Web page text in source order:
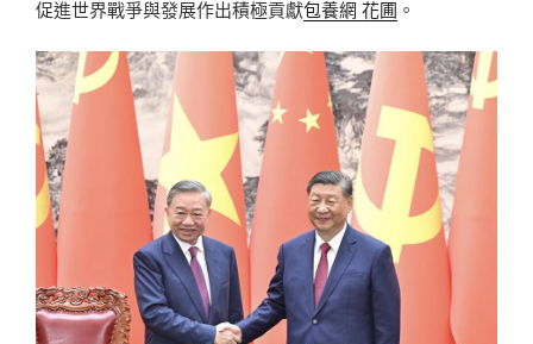
促進世界戰爭與發展作出積極貢獻包養網 花圃 。